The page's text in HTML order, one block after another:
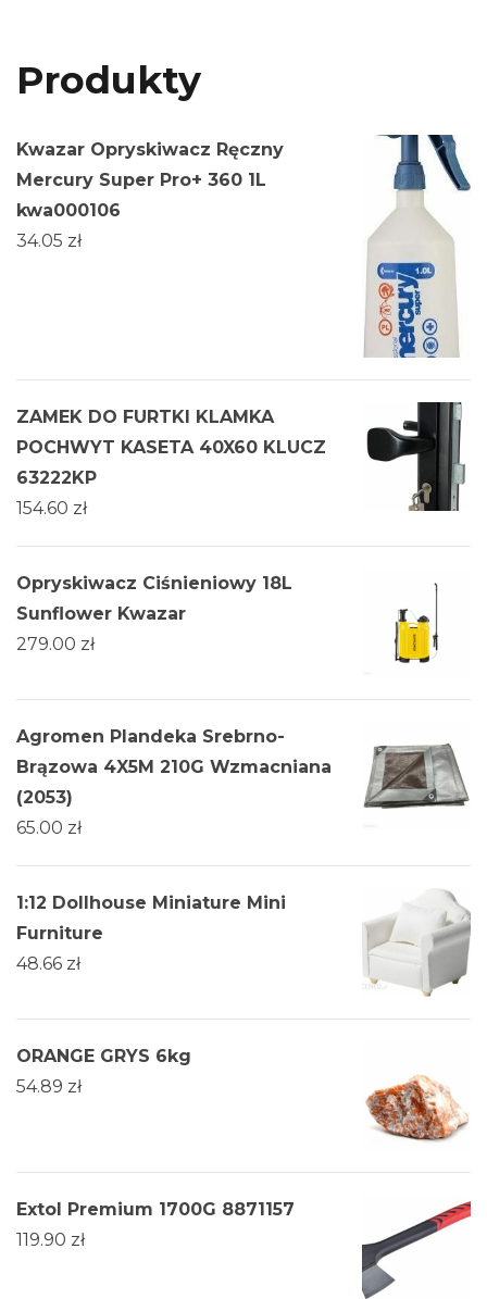
Produkty
Kwazar Opryskiwacz Ręczny
Mercury Super Pro+ 360 1L
kwa000106
34.05 zł
ZAMEK DO FURTKI KLAMKA
POCHWYT KASETA 40X60 KLUCZ
63222KP
154.60 zł
Opryskiwacz Ciśnieniowy 18L
Sunflower Kwazar
279.00 zł
Agromen Plandeka Srebrno-
Brązowa 4X5M 210G Wzmacniana
(2053)
65.00 zł
1:12 Dollhouse Miniature Mini
Furniture
48.66 zł
ORANGE GRYS 6kg
54.89 zł
Extol Premium 1700G 8871157
119.90 zł